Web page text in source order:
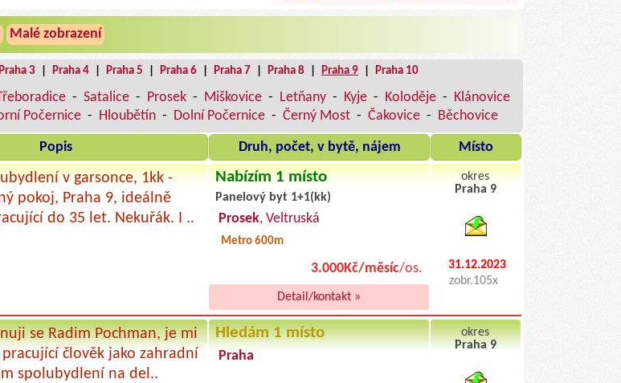
Malé zobrazení
Praha 3 Praha 4 Praha 5 Praha 6 Praha 7 Praha 8 Praha 9 Praha 10
- Satalice - Prosek - Miškovice - Letňany - Kyje - Koloděje - Klánovice
Počernice - Hloubětín - Dolní Počernice - Černý Most - Čakovice - Běchovice
Popis Druh, počet, v bytě, nájem Místo
v garsonce, 1kk -
pokoj, Praha 9, ideálně
do 35 let. Nekuřák. I ..
Nabízím 1 místo
Panelový byt 1+1(kk)
Prosek, Veltruská
Metro 600m
3.000Kč/měsíc/os.
Detail/kontakt »
okres
Praha 9
31.12.2023
zobr.105x
se Radim Pochman, je mi
člověk jako zahradní
spolubydlení na del..
Hledám 1 místo
Praha
okres
Praha 9